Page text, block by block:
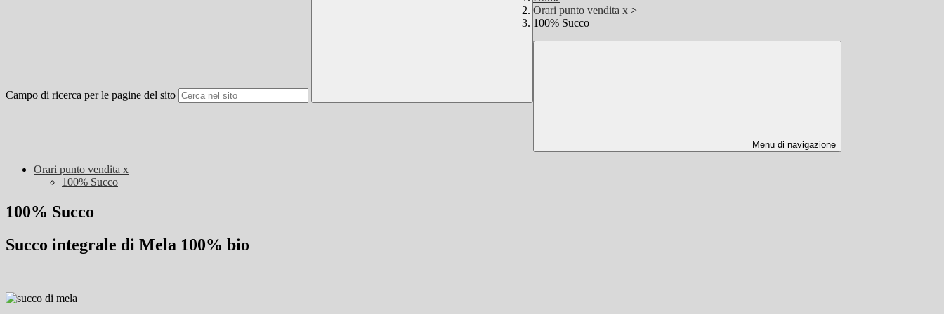
Campo di ricerca per le pagine del sito
Orari punto vendita x >
100% Succo
Menu di navigazione
Orari punto vendita x
100% Succo
100% Succo
Succo integrale di Mela 100% bio